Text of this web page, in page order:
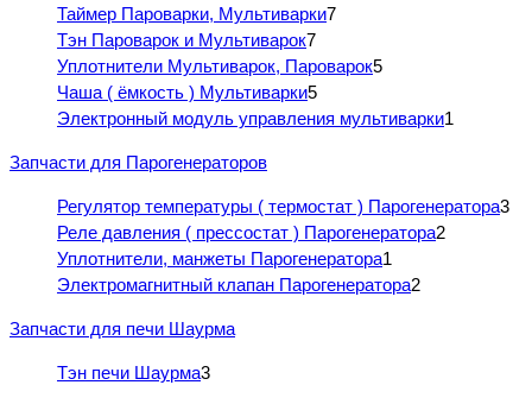
Таймер Пароварки, Мультиварки7
Тэн Пароварок и Мультиварок7
Уплотнители Мультиварок, Пароварок5
Чаша ( ёмкость ) Мультиварки5
Электронный модуль управления мультиварки1
Запчасти для Парогенераторов
Регулятор температуры ( термостат ) Парогенератора3
Реле давления ( прессостат ) Парогенератора2
Уплотнители, манжеты Парогенератора1
Электромагнитный клапан Парогенератора2
Запчасти для печи Шаурма
Тэн печи Шаурма3